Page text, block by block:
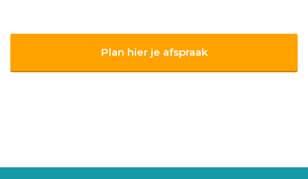
Plan hier je afspraak